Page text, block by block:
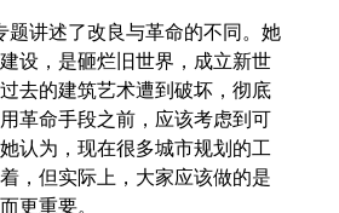
题讲述了改良与革命的不同。她
设，是砸烂旧世界，成立新世
去的建筑艺术遭到破坏，彻底
革命手段之前，应该考虑到可
认为，现在很多城市规划的工
，但实际上，大家应该做的是
更重要。